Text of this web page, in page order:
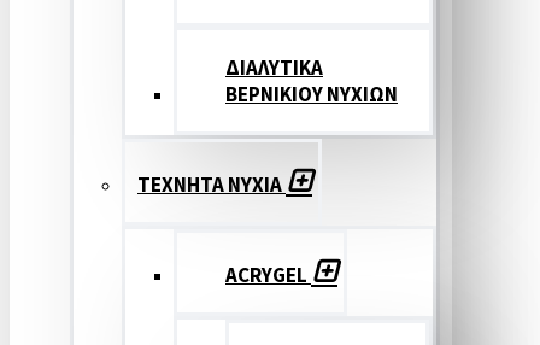
ΔΙΑΛΥΤΙΚΑ
ΒΕΡΝΙΚΙΟΥ ΝΥΧΙΩΝ
ΤΕΧΝΗΤΑ ΝΥΧΙΑ
ACRYGEL